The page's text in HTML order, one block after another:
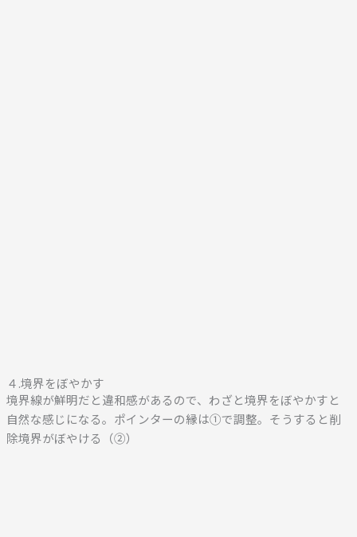
４.境界をぼやかす
境界線が鮮明だと違和感があるので、わざと境界をぼやかすと
自然な感じになる。ポインターの縁は①で調整。そうすると削
除境界がぼやける（②）